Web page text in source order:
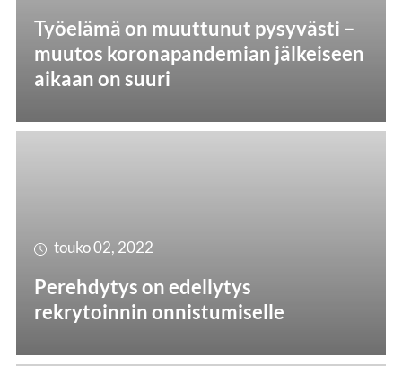
Työelämä on muuttunut pysyvästi –
muutos koronapandemian jälkeiseen
aikaan on suuri
touko 02, 2022
Perehdytys on edellytys
rekrytoinnin onnistumiselle